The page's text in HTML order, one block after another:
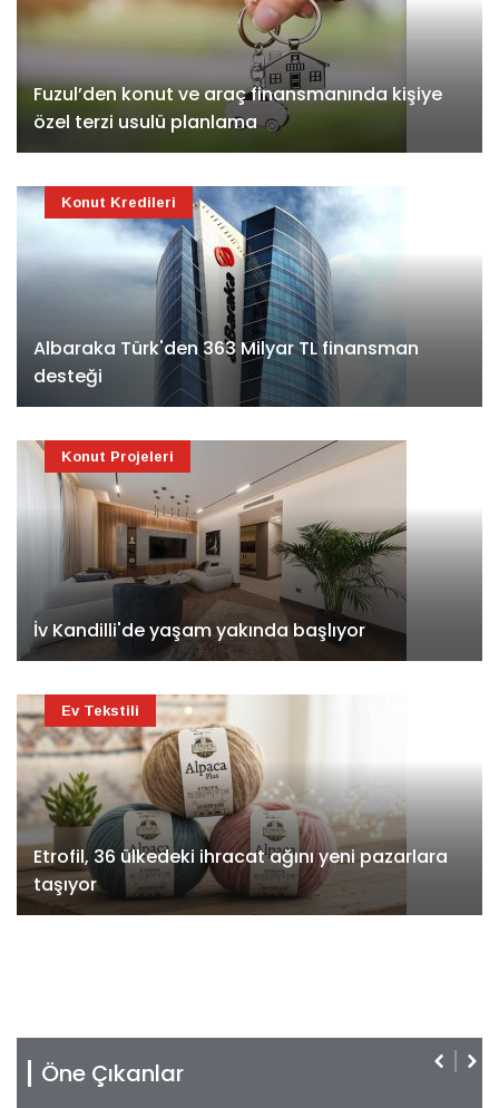
Fuzul’den konut ve araç finansmanında kişiye
özel terzi usulü planlama
Albaraka Türk'den 363 Milyar TL finansman
desteği
Konut Kredileri
İv Kandilli'de yaşam yakında başlıyor
Konut Projeleri
Etrofil, 36 ülkedeki ihracat ağını yeni pazarlara
taşıyor
Ev Tekstili
Öne Çıkanlar